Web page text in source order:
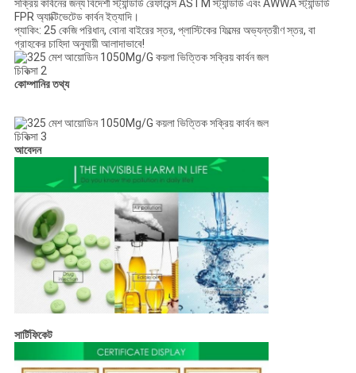
সক্রিয় কার্বনের জন্য বিদেশী স্ট্যান্ডার্ড রেফারেন্স ASTM স্ট্যান্ডার্ড এবং AWWA স্ট্যান্ডার্ড
FPR অ্যাক্টিভেটেড কার্বন ইত্যাদি।
প্যাকিং: 25 কেজি পরিধান, বোনা বাইরের স্তর, প্লাস্টিকের ফিল্মের অভ্যন্তরীণ স্তর, বা
গ্রাহকের চাহিদা অনুযায়ী আলাদাভাবে!
কোম্পানির তথ্য
আবেদন
সার্টিফিকেট